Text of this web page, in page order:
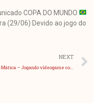
COPA DO MUNDO
(29/06) Devido ao jogo do
NEXT
Xeque-Mática – Jogando videogame com a família e aprendendo matemática